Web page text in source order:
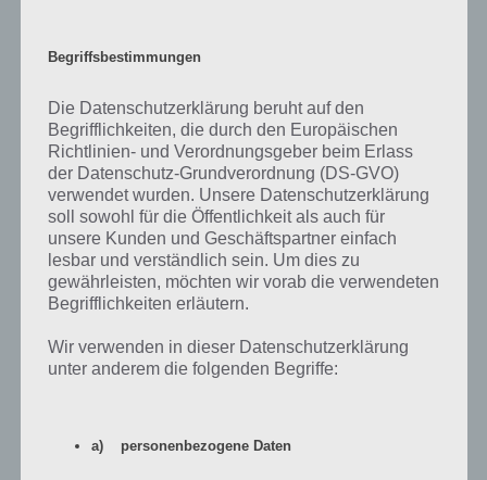
zu können, benötigst du Jagdgeld. Jagdgeld gibt es für den
erfolgreichen Abschluss der einzelnen Missionen. Auch dafür haben
wir noch ein paar Tipps parat, um mehr Jagdgeld zu verdienen.
Sobald du das Gewehr freigeschaltet hast, solltest du immer das
Infrarot nutzen. Für Schüsse in die Lunge gibt es fünf zusätzliches
Jagdgeld, für einen Schuss ins Herz 10 Jagdgeld. Zu erwähnen sei,
dass dies nur möglich ist, wenn die Mission nichts anderes verlangt.
Musst du ein Tier mit einem Schuss in die Lunge erlegen, darfst du
natürlich nicht ins Herz schießen.
Mit dem Infrarot wird dir Gehirn, Lunge und Herz (in der Regel
unterhalb der Lunge) angezeigt. Dadurch kannst du relativ zielsicher
unbedingt die Schrotflinte der Region 2 kaufen, um auf
Begriffsbestimmungen
Die Datenschutzerklärung beruht auf den
Begrifflichkeiten, die durch den Europäischen
Richtlinien- und Verordnungsgeber beim Erlass
der Datenschutz-Grundverordnung (DS-GVO)
verwendet wurden. Unsere Datenschutzerklärung
soll sowohl für die Öffentlichkeit als auch für
unsere Kunden und Geschäftspartner einfach
lesbar und verständlich sein. Um dies zu
gewährleisten, möchten wir vorab die verwendeten
Begrifflichkeiten erläutern.
Wir verwenden in dieser Datenschutzerklärung
unter anderem die folgenden Begriffe:
a) personenbezogene Daten